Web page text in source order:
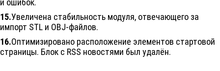
и ошибок.
15.Увеличена стабильность модуля, отвечающего за
импорт STL и OBJ-файлов.
16.Оптимизировано расположение элементов стартовой
страницы. Блок с RSS новостями был удалён.